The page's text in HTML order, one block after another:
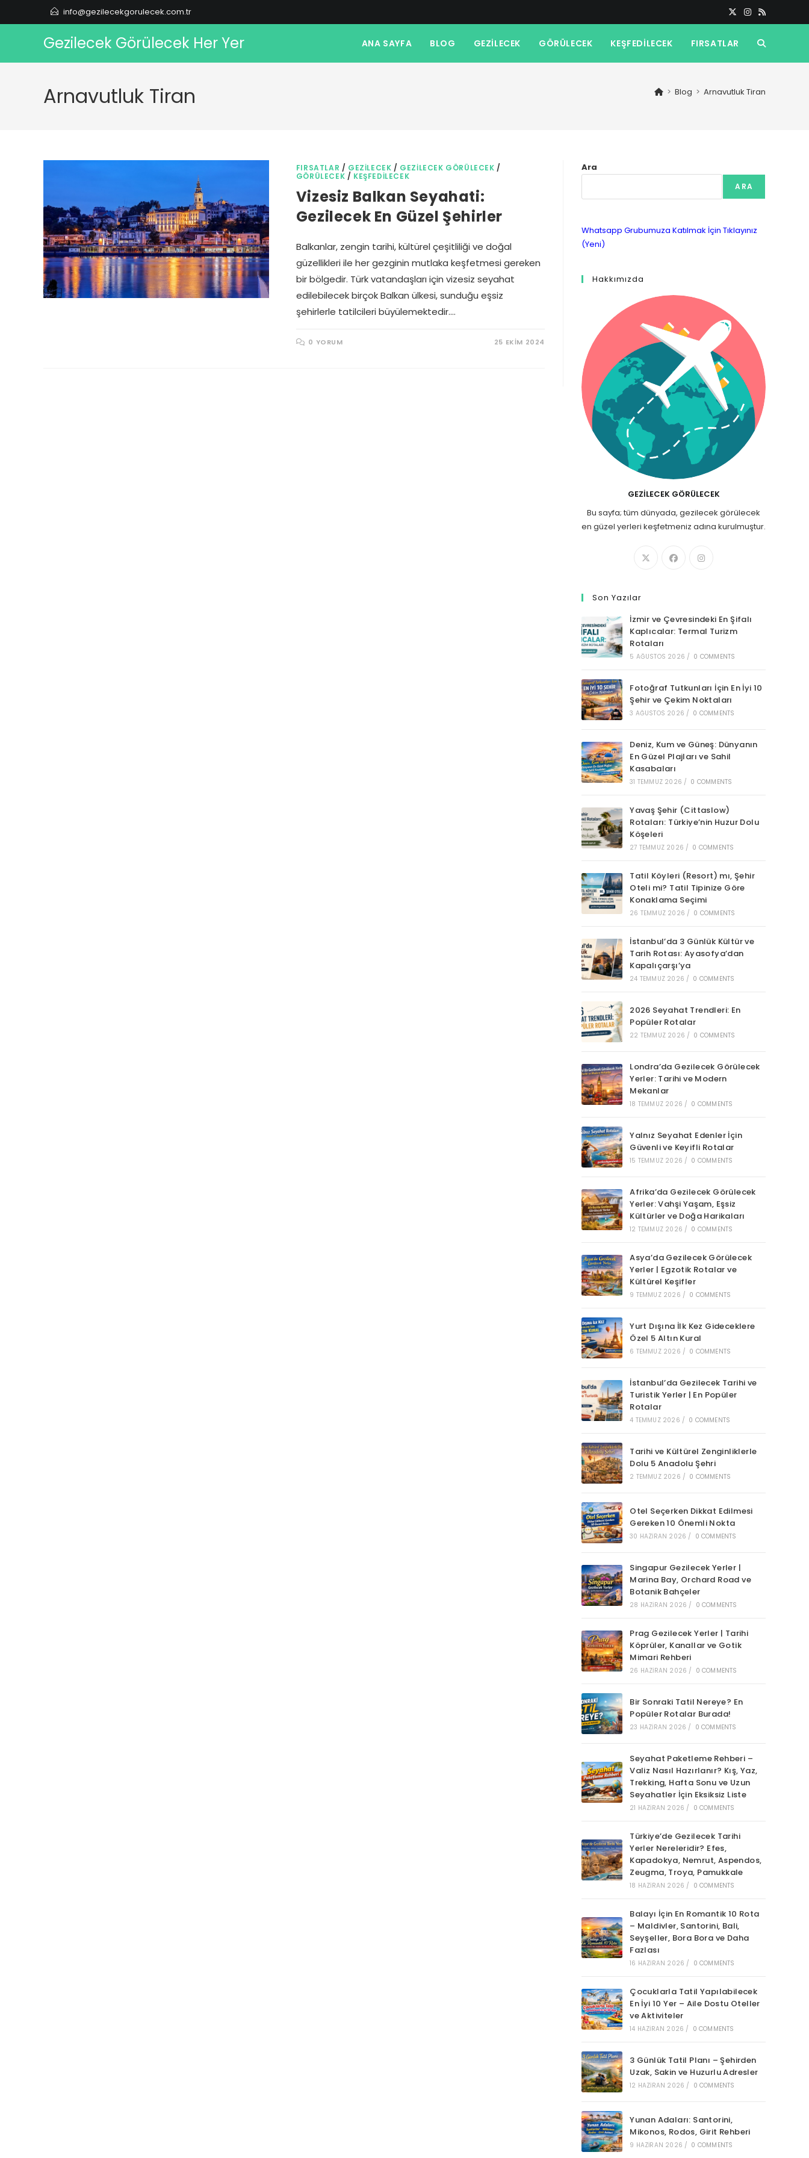
to
info@gezilecekgorulecek.com.tr
Gezilecek Görülecek Her Yer ANA SAYFA BLOG GEZILECEK GÖRÜLECEK KEŞFEDILECEK FIRSATLAR TOGGLE
Arnavutluk Tiran > Blog > Arnavutluk Tiran
FIRSATLAR / GEZILECEK / GEZILECEK GÖRÜLECEK /
GÖRÜLECEK / KEŞFEDILECEK
Vizesiz Balkan Seyahati:
Gezilecek En Güzel Şehirler
Balkanlar, zengin tarihi, kültürel çeşitliliği ve doğal
güzellikleri ile her gezginin mutlaka keşfetmesi gereken
bir bölgedir. Türk vatandaşları için vizesiz seyahat
edilebilecek birçok Balkan ülkesi, sunduğu eşsiz
şehirlerle tatilcileri büyülemektedir.…
0 YORUM 25 EKIM 2024
Ara
ARA
Whatsapp Grubumuza Katılmak İçin Tıklayınız
(Yeni)
Hakkımızda
GEZILECEK GÖRÜLECEK
Bu sayfa; tüm dünyada, gezilecek görülecek
en güzel yerleri keşfetmeniz adına kurulmuştur.
Son Yazılar
İzmir ve Çevresindeki En Şifalı
Kaplıcalar: Termal Turizm
Rotaları
5 AĞUSTOS 2026 / 0 COMMENTS
Fotoğraf Tutkunları İçin En İyi 10
Şehir ve Çekim Noktaları
3 AĞUSTOS 2026 / 0 COMMENTS
Deniz, Kum ve Güneş: Dünyanın
En Güzel Plajları ve Sahil
Kasabaları
31 TEMMUZ 2026 / 0 COMMENTS
Yavaş Şehir (Cittaslow)
Rotaları: Türkiye’nin Huzur Dolu
Köşeleri
27 TEMMUZ 2026 / 0 COMMENTS
Tatil Köyleri (Resort) mı, Şehir
Oteli mi? Tatil Tipinize Göre
Konaklama Seçimi
26 TEMMUZ 2026 / 0 COMMENTS
İstanbul’da 3 Günlük Kültür ve
Tarih Rotası: Ayasofya’dan
Kapalıçarşı’ya
24 TEMMUZ 2026 / 0 COMMENTS
2026 Seyahat Trendleri: En
Popüler Rotalar
22 TEMMUZ 2026 / 0 COMMENTS
Londra’da Gezilecek Görülecek
Yerler: Tarihi ve Modern
Mekanlar
18 TEMMUZ 2026 / 0 COMMENTS
Yalnız Seyahat Edenler İçin
Güvenli ve Keyifli Rotalar
15 TEMMUZ 2026 / 0 COMMENTS
Afrika’da Gezilecek Görülecek
Yerler: Vahşi Yaşam, Eşsiz
Kültürler ve Doğa Harikaları
12 TEMMUZ 2026 / 0 COMMENTS
Asya’da Gezilecek Görülecek
Yerler | Egzotik Rotalar ve
Kültürel Keşifler
9 TEMMUZ 2026 / 0 COMMENTS
Yurt Dışına İlk Kez Gideceklere
Özel 5 Altın Kural
6 TEMMUZ 2026 / 0 COMMENTS
İstanbul’da Gezilecek Tarihi ve
Turistik Yerler | En Popüler
Rotalar
4 TEMMUZ 2026 / 0 COMMENTS
Tarihi ve Kültürel Zenginliklerle
Dolu 5 Anadolu Şehri
2 TEMMUZ 2026 / 0 COMMENTS
Otel Seçerken Dikkat Edilmesi
Gereken 10 Önemli Nokta
30 HAZIRAN 2026 / 0 COMMENTS
Singapur Gezilecek Yerler |
Marina Bay, Orchard Road ve
Botanik Bahçeler
28 HAZIRAN 2026 / 0 COMMENTS
Prag Gezilecek Yerler | Tarihi
Köprüler, Kanallar ve Gotik
Mimari Rehberi
26 HAZIRAN 2026 / 0 COMMENTS
Bir Sonraki Tatil Nereye? En
Popüler Rotalar Burada!
23 HAZIRAN 2026 / 0 COMMENTS
Seyahat Paketleme Rehberi –
Valiz Nasıl Hazırlanır? Kış, Yaz,
Trekking, Hafta Sonu ve Uzun
Seyahatler İçin Eksiksiz Liste
21 HAZIRAN 2026 / 0 COMMENTS
Türkiye’de Gezilecek Tarihi
Yerler Nereleridir? Efes,
Kapadokya, Nemrut, Aspendos,
Zeugma, Troya, Pamukkale
18 HAZIRAN 2026 / 0 COMMENTS
Balayı İçin En Romantik 10 Rota
– Maldivler, Santorini, Bali,
Seyşeller, Bora Bora ve Daha
Fazlası
16 HAZIRAN 2026 / 0 COMMENTS
Çocuklarla Tatil Yapılabilecek
En İyi 10 Yer – Aile Dostu Oteller
ve Aktiviteler
14 HAZIRAN 2026 / 0 COMMENTS
3 Günlük Tatil Planı – Şehirden
Uzak, Sakin ve Huzurlu Adresler
12 HAZIRAN 2026 / 0 COMMENTS
Yunan Adaları: Santorini,
Mikonos, Rodos, Girit Rehberi
9 HAZIRAN 2026 / 0 COMMENTS